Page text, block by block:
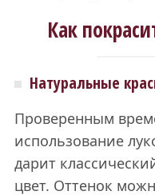
Как
Натуральные
Проверенным
использование
дарит
цвет. Оттенок